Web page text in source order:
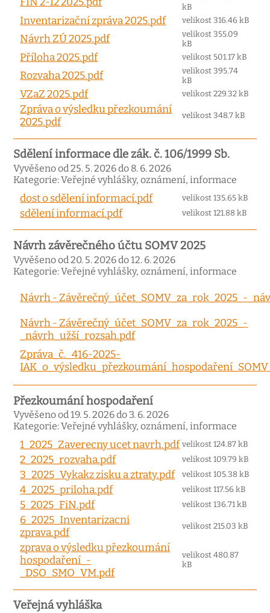
kB
Inventarizační zpráva 2025.pdf velikost 316.46 kB
Návrh ZÚ 2025.pdf
velikost 355.09
kB
Příloha 2025.pdf velikost 501.17 kB
Rozvaha 2025.pdf
velikost 395.74
kB
VZaZ 2025.pdf velikost 229.32 kB
Zpráva o výsledku přezkoumání
2025.pdf
velikost 348.7 kB
Sdělení informace dle zák. č. 106/1999 Sb.
Vyvěšeno od 25. 5. 2026 do 8. 6. 2026
Kategorie: Veřejné vyhlášky, oznámení, informace
dost o sdělení informací.pdf velikost 135.65 kB
sdělení informací.pdf velikost 121.88 kB
Návrh závěrečného účtu SOMV 2025
Vyvěšeno od 20. 5. 2026 do 12. 6. 2026
Kategorie: Veřejné vyhlášky, oznámení, informace
Návrh - Závěrečný_účet_SOMV_za_rok_2025_-
Návrh - Závěrečný_účet_SOMV_za_rok_2025_-
_návrh_užší_rozsah.pdf
Zpráva_č._416-2025-
Přezkoumání hospodaření
Vyvěšeno od 19. 5. 2026 do 3. 6. 2026
Kategorie: Veřejné vyhlášky, oznámení, informace
1_2025_Zaverecny ucet navrh.pdf velikost 124.87 kB
2_2025_rozvaha.pdf velikost 109.79 kB
3_2025_Vykakz zisku a ztraty.pdf velikost 105.38 kB
4_2025_priloha.pdf velikost 117.56 kB
5_2025_FiN.pdf velikost 136.71 kB
6_2025_Inventarizacni
zprava.pdf
velikost 215.03 kB
zprava o výsledku přezkoumání
hospodaření_-
_DSO_SMO_VM.pdf
velikost 480.87
kB
Veřejná vyhláška